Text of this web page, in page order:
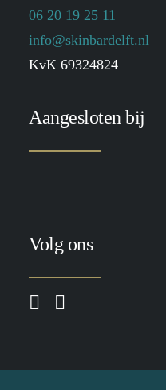
06 20 19 25 11
info@skinbardelft.nl
KvK 69324824
Aangesloten bij
Volg ons